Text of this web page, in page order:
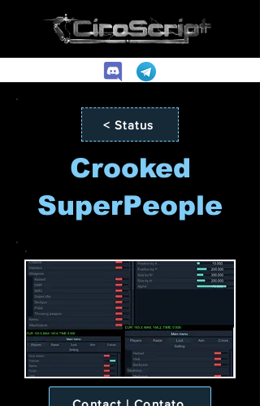
< Status
Crooked
SuperPeople